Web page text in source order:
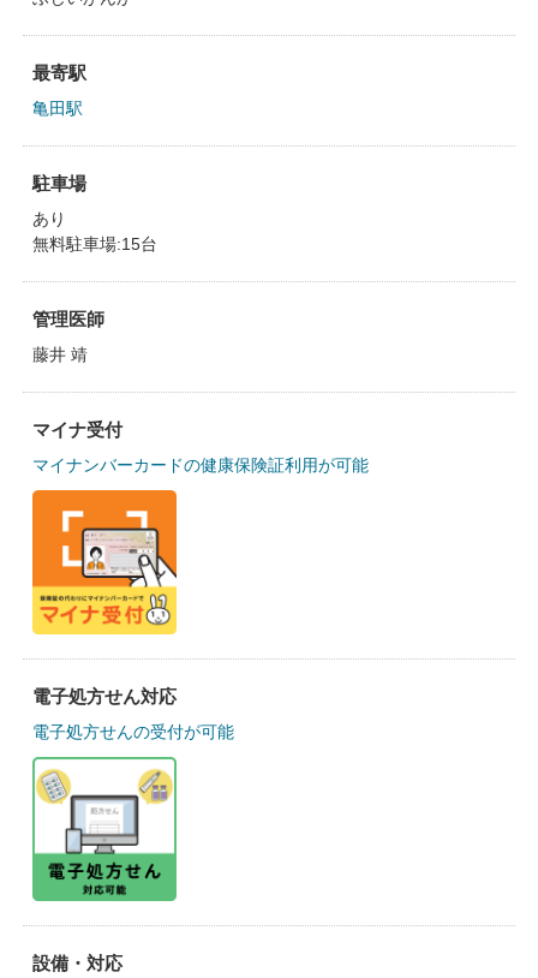
最寄駅
亀田駅
駐車場
あり
無料駐車場:15台
管理医師
藤井 靖
マイナ受付
マイナンバーカードの健康保険証利用が可能
電子処方せん対応
電子処方せんの受付が可能
設備・対応